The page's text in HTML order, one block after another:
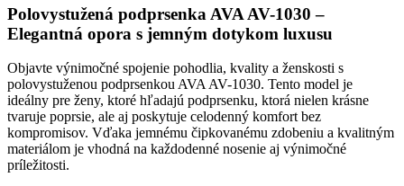
Polovystužená podprsenka AVA AV-1030 –
Elegantná opora s jemným dotykom luxusu
Objavte výnimočné spojenie pohodlia, kvality a ženskosti s
polovystuženou podprsenkou AVA AV-1030. Tento model je
ideálny pre ženy, ktoré hľadajú podprsenku, ktorá nielen krásne
tvaruje poprsie, ale aj poskytuje celodenný komfort bez
kompromisov. Vďaka jemnému čipkovanému zdobeniu a kvalitným
materiálom je vhodná na každodenné nosenie aj výnimočné
príležitosti.